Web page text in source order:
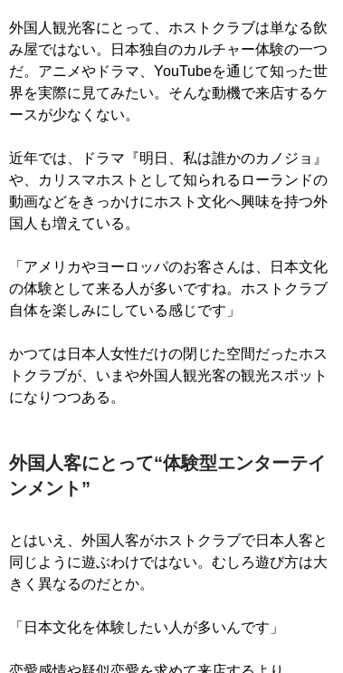
外国人観光客にとって、ホストクラブは単なる飲
み屋ではない。日本独自のカルチャー体験の一つ
だ。アニメやドラマ、YouTubeを通じて知った世
界を実際に見てみたい。そんな動機で来店するケ
ースが少なくない。
近年では、ドラマ『明日、私は誰かのカノジョ』
や、カリスマホストとして知られるローランドの
動画などをきっかけにホスト文化へ興味を持つ外
国人も増えている。
「アメリカやヨーロッパのお客さんは、日本文化
の体験として来る人が多いですね。ホストクラブ
自体を楽しみにしている感じです」
かつては日本人女性だけの閉じた空間だったホス
トクラブが、いまや外国人観光客の観光スポット
になりつつある。
外国人客にとって“体験型エンターテイ
ンメント”
とはいえ、外国人客がホストクラブで日本人客と
同じように遊ぶわけではない。むしろ遊び方は大
きく異なるのだとか。
「日本文化を体験したい人が多いんです」